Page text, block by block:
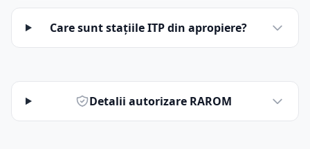
Care sunt stațiile ITP din apropiere?
Detalii autorizare RAROM